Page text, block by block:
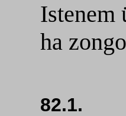
Istenem
ha
82.1.